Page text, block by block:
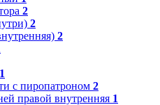
2
2
2
1
с пиропатроном 2
правой внутренняя 1